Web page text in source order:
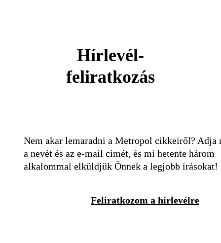
Hírlevél-
feliratkozás
Nem akar lemaradni a Metropol cikkeiről? Adja
a nevét és az e-mail címét, és mi hetente három
alkalommal elküldjük Önnek a legjobb írásokat!
Feliratkozom a hírlevélre